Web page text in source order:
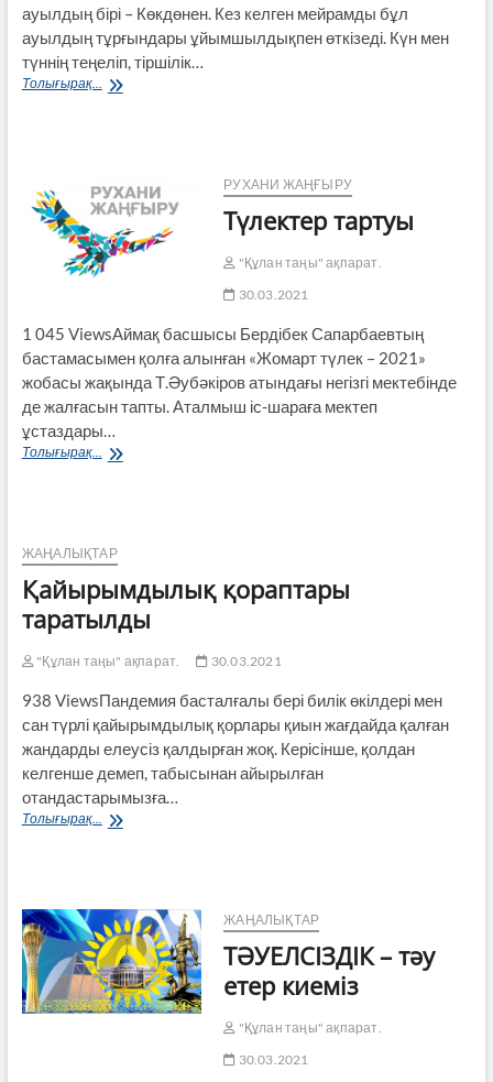
ауылдың бірі – Көкдөнен. Кез келген мейрамды бұл
ауылдың тұрғындары ұйым­шылдықпен өткізеді. Күн мен
түннің теңеліп, тіршілік…
Толығырақ...
Дәстүр
РУХАНИ ЖАҢҒЫРУ
Түлектер тартуы
"Құлан таңы" ақпарат.
30.03.2021
1 045 ViewsАймақ басшысы Бердібек Сапарбаевтың
бастамасымен қолға алынған «Жомарт түлек – 2021»
жобасы жақында Т.Әубәкіров атындағы негізгі мектебінде
де жалғасын тапты. Аталмыш іс-шараға мектеп
ұстаздары…
Толығырақ...
Түлектер
ЖАҢАЛЫҚТАР
Қайырымдылық қораптары
таратылды
"Құлан таңы" ақпарат. 30.03.2021
938 ViewsПандемия басталғалы бері билік өкілдері мен
сан түрлі қайырымдылық қорлары қиын жағдайда қалған
жандарды елеусіз қалдырған жоқ. Керісінше, қолдан
келгенше демеп, табысынан айырылған
отандастарымызға…
Толығырақ...
Қайырымдылық
ЖАҢАЛЫҚТАР
ТӘУЕЛСІЗДІК – тәу
етер киеміз
"Құлан таңы" ақпарат.
30.03.2021